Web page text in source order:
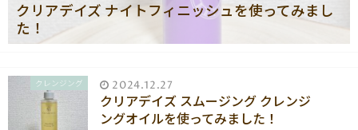
クリアデイズ ナイトフィニッシュを使ってみまし
た！
クレンジング 2024.12.27
クリアデイズ スムージング クレンジ
ングオイルを使ってみました！